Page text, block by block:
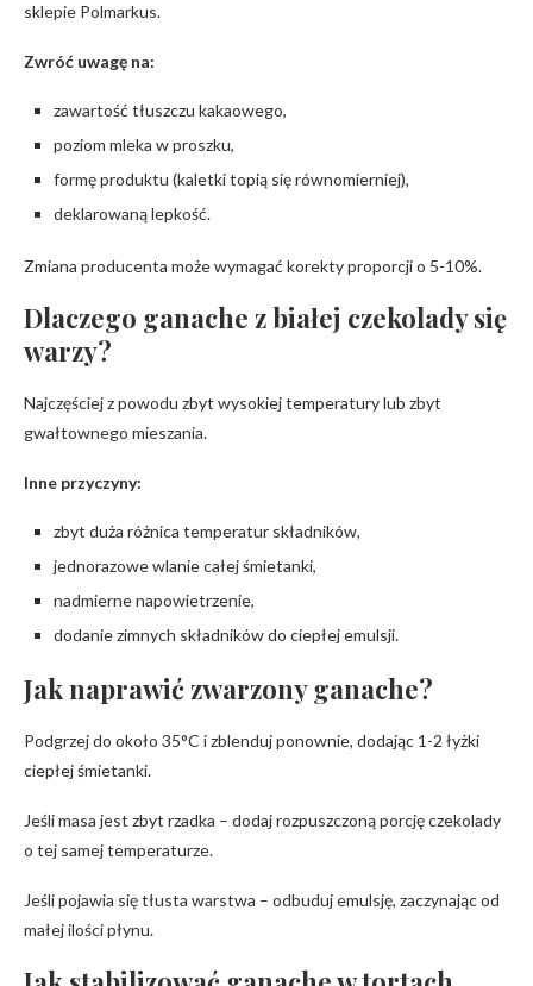
sklepie Polmarkus.
Zwróć uwagę na:
zawartość tłuszczu kakaowego,
poziom mleka w proszku,
formę produktu (kaletki topią się równomierniej),
deklarowaną lepkość.
Zmiana producenta może wymagać korekty proporcji o 5-10%.
Dlaczego ganache z białej czekolady się
warzy?
Najczęściej z powodu zbyt wysokiej temperatury lub zbyt
gwałtownego mieszania.
Inne przyczyny:
zbyt duża różnica temperatur składników,
jednorazowe wlanie całej śmietanki,
nadmierne napowietrzenie,
dodanie zimnych składników do ciepłej emulsji.
Jak naprawić zwarzony ganache?
Podgrzej do około 35°C i zblenduj ponownie, dodając 1-2 łyżki
ciepłej śmietanki.
Jeśli masa jest zbyt rzadka – dodaj rozpuszczoną porcję czekolady
o tej samej temperaturze.
Jeśli pojawia się tłusta warstwa – odbuduj emulsję, zaczynając od
małej ilości płynu.